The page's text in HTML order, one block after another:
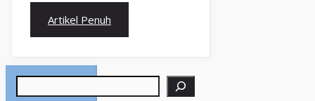
Artikel Penuh